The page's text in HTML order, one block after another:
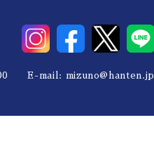
E-mail: mizuno@hanten.jp